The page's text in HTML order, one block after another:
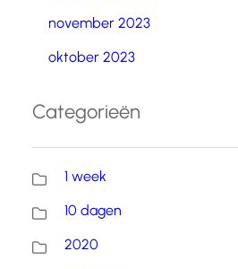
november 2023
oktober 2023
Categorieën
1 week
10 dagen
2020